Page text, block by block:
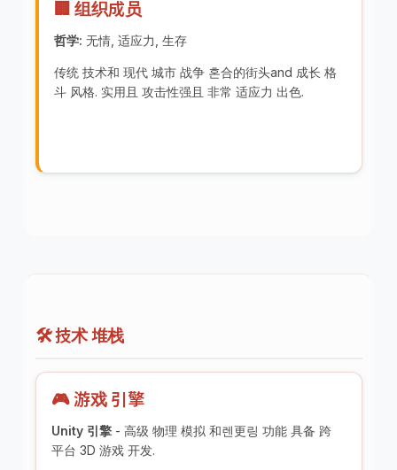
🏢 组织成员
哲学: 无情, 适应力, 生存
传统 技术和 现代 城市 战争 혼合的街头and 成长 格
斗 风格. 实用且 攻击性强且 非常 适应力 出色.
🛠️ 技术 堆栈
🎮 游戏 引擎
Unity 引擎 - 高级 物理 模拟 和렌更링 功能 具备 跨
平台 3D 游戏 开发.